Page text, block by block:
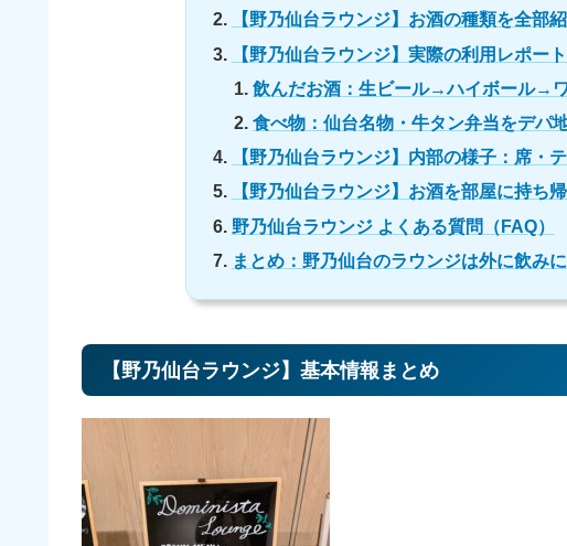
【野乃仙台ラウンジ】お酒の種類を全部
【野乃仙台ラウンジ】実際の利用レポー
飲んだお酒：生ビール→ハイボール→
食べ物：仙台名物・牛タン弁当をデパ
【野乃仙台ラウンジ】内部の様子：席・
【野乃仙台ラウンジ】お酒を部屋に持ち
野乃仙台ラウンジ よくある質問（FAQ）
まとめ：野乃仙台のラウンジは外に飲み
【野乃仙台ラウンジ】基本情報まとめ